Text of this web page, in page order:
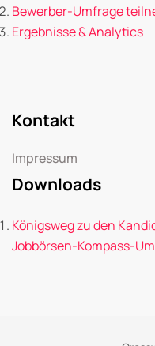
Bewerber-Umfrage
Ergebnisse & Analytics
Kontakt
Impressum
Downloads
Königsweg zu den
Jobbörsen-Kompass-